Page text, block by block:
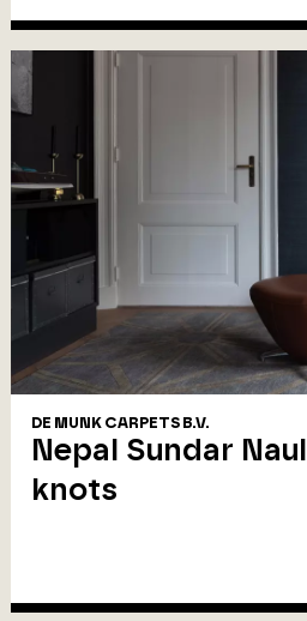
DE MUNK CARPETS B.V.
Nepal Sundar
knots